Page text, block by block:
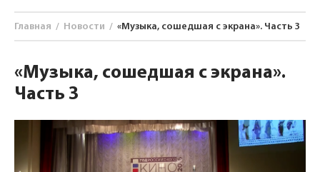
Главная / Новости / «Музыка, сошедшая с экрана». Часть 3
«Музыка, сошедшая с экрана».
Часть 3